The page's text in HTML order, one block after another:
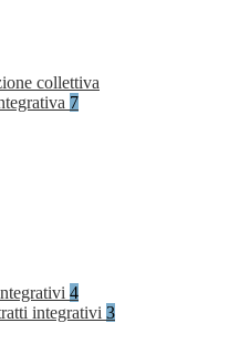
collettiva
7
4
integrativi 3